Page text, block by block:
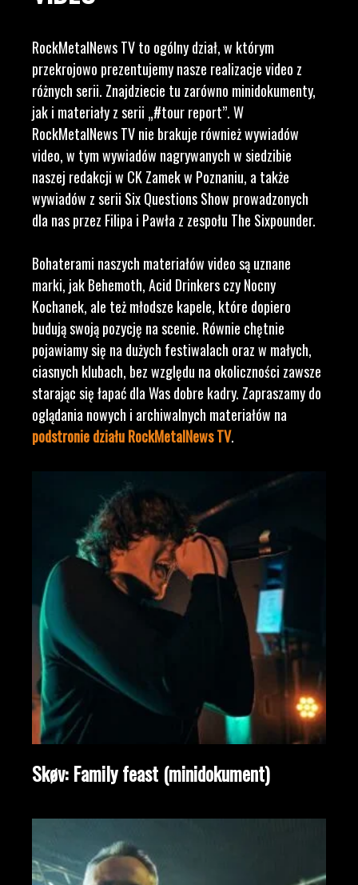
RockMetalNews TV to ogólny dział, w którym
przekrojowo prezentujemy nasze realizacje video z
różnych serii. Znajdziecie tu zarówno minidokumenty,
jak i materiały z serii „#tour report”. W
RockMetalNews TV nie brakuje również wywiadów
video, w tym wywiadów nagrywanych w siedzibie
naszej redakcji w CK Zamek w Poznaniu, a także
wywiadów z serii Six Questions Show prowadzonych
dla nas przez Filipa i Pawła z zespołu The Sixpounder.
Bohaterami naszych materiałów video są uznane
marki, jak Behemoth, Acid Drinkers czy Nocny
Kochanek, ale też młodsze kapele, które dopiero
budują swoją pozycję na scenie. Równie chętnie
pojawiamy się na dużych festiwalach oraz w małych,
ciasnych klubach, bez względu na okoliczności zawsze
starając się łapać dla Was dobre kadry. Zapraszamy do
oglądania nowych i archiwalnych materiałów na
podstronie działu RockMetalNews TV.
Skøv: Family feast (minidokument)